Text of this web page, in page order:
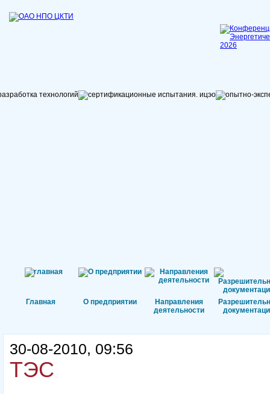
Главная О предприятии
Направления
деятельности
30-08-2010, 09:56
ТЭС